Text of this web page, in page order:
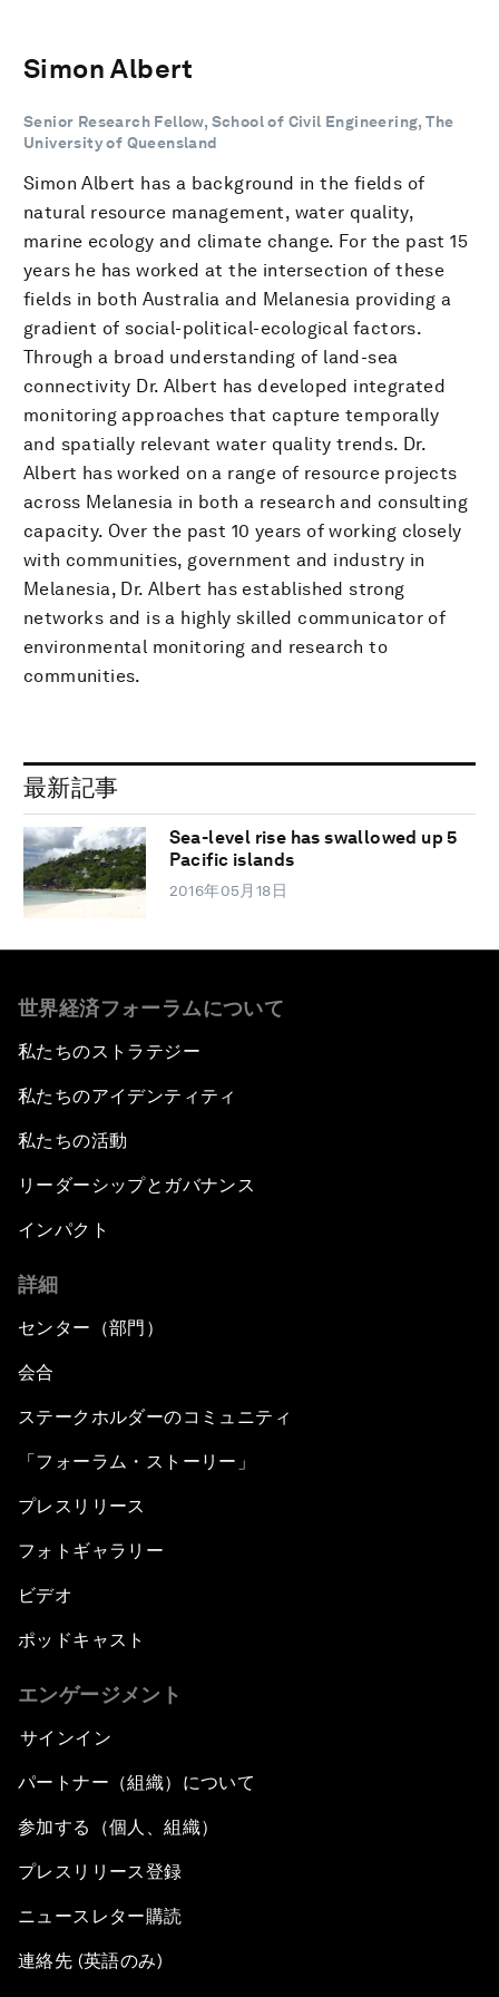
Simon Albert
Senior Research Fellow, School of Civil Engineering, The
University of Queensland
Simon Albert has a background in the fields of
natural resource management, water quality,
marine ecology and climate change. For the past 15
years he has worked at the intersection of these
fields in both Australia and Melanesia providing a
gradient of social-political-ecological factors.
Through a broad understanding of land-sea
connectivity Dr. Albert has developed integrated
monitoring approaches that capture temporally
and spatially relevant water quality trends. Dr.
Albert has worked on a range of resource projects
across Melanesia in both a research and consulting
capacity. Over the past 10 years of working closely
with communities, government and industry in
Melanesia, Dr. Albert has established strong
networks and is a highly skilled communicator of
environmental monitoring and research to
communities.
最新記事
Sea-level rise has swallowed up 5
Pacific islands
2016年05月18日
世界経済フォーラムについて
私たちのストラテジー
私たちのアイデンティティ
私たちの活動
リーダーシップとガバナンス
インパクト
詳細
センター（部門）
会合
ステークホルダーのコミュニティ
「フォーラム・ストーリー」
プレスリリース
フォトギャラリー
ビデオ
ポッドキャスト
エンゲージメント
サインイン
パートナー（組織）について
参加する（個人、組織）
プレスリリース登録
ニュースレター購読
連絡先 (英語のみ)